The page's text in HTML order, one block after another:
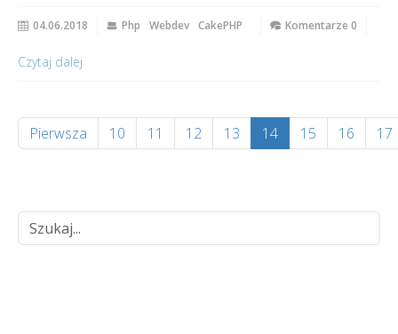
04.06.2018 Php Webdev CakePHP Komentarze 0
Czytaj dalej
Pierwsza 10 11 12 13 14 15 16 17